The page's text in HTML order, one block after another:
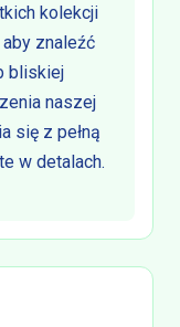
kolekcji
znaleźć
bliskiej
naszej
się z pełną
w detalach.